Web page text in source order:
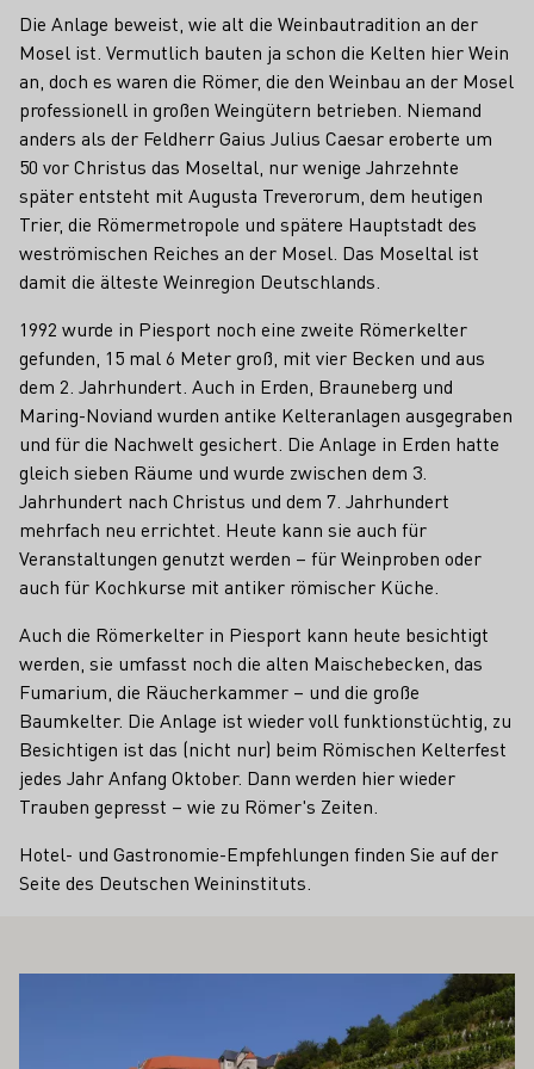
Die Anlage beweist, wie alt die Weinbautradition an der
Mosel ist. Vermutlich bauten ja schon die Kelten hier Wein
an, doch es waren die Römer, die den Weinbau an der Mosel
professionell in großen Weingütern betrieben. Niemand
anders als der Feldherr Gaius Julius Caesar eroberte um
50 vor Christus das Moseltal, nur wenige Jahrzehnte
später entsteht mit Augusta Treverorum, dem heutigen
Trier, die Römermetropole und spätere Hauptstadt des
weströmischen Reiches an der Mosel. Das Moseltal ist
damit die älteste Weinregion Deutschlands.
1992 wurde in Piesport noch eine zweite Römerkelter
gefunden, 15 mal 6 Meter groß, mit vier Becken und aus
dem 2. Jahrhundert. Auch in Erden, Brauneberg und
Maring-Noviand wurden antike Kelteranlagen ausgegraben
und für die Nachwelt gesichert. Die Anlage in Erden hatte
gleich sieben Räume und wurde zwischen dem 3.
Jahrhundert nach Christus und dem 7. Jahrhundert
mehrfach neu errichtet. Heute kann sie auch für
Veranstaltungen genutzt werden – für Weinproben oder
auch für Kochkurse mit antiker römischer Küche.
Auch die Römerkelter in Piesport kann heute besichtigt
werden, sie umfasst noch die alten Maischebecken, das
Fumarium, die Räucherkammer – und die große
Baumkelter. Die Anlage ist wieder voll funktionstüchtig, zu
Besichtigen ist das (nicht nur) beim Römischen Kelterfest
jedes Jahr Anfang Oktober. Dann werden hier wieder
Trauben gepresst – wie zu Römer's Zeiten.
Hotel- und Gastronomie-Empfehlungen finden Sie auf der
Seite des Deutschen Weininstituts.
INTERESSIEREN